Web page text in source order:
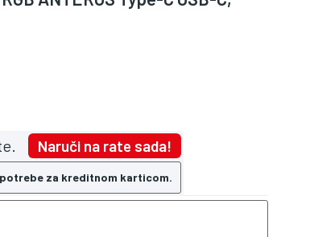
Naruči na rate sada!
potrebe za kreditnom karticom.